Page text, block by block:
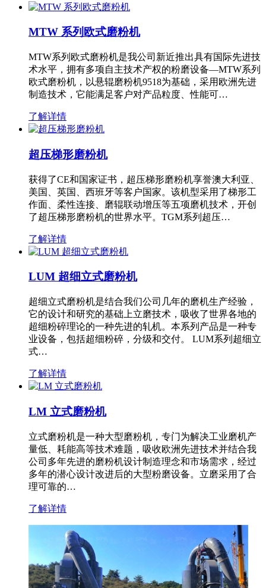
MTW 系列欧式磨粉机
MTW系列欧式磨粉机是我公司新近推出具有国际先进技
术水平，拥有多项自主技术产权的粉磨设备—MTW系列
欧式磨粉机，以悬辊磨粉机9518为基础，采用欧洲先进
制造技术，它能满足客户对产品粒度、性能可…
了解详情
超压梯形磨粉机
获得了CE和国家证书，超压梯形磨粉机享誉澳大利亚、
美国、英国、西班牙等客户国家。该机型采用了梯形工
作面、柔性连接、磨辊联动增压等五项磨机技术，开创
了超压梯形磨粉机的世界水平。TGM系列超压…
了解详情
LUM 超细立式磨粉机
超细立式磨粉机是结合我们公司几年的磨机生产经验，
它的设计和研究的基础上立磨技术，吸收了世界各地的
超细粉碎理论的一种先进的轧机。本系列产品是一种专
业设备，包括超细粉碎，分级和交付。 LUM系列超细立
式…
了解详情
LM 立式磨粉机
立式磨粉机是一种大型磨粉机，专门为解决工业磨机产
量低、耗能高等技术难题，吸收欧洲先进技术并结合我
公司多年先进的磨粉机设计制造理念和市场需求，经过
多年的潜心设计改进后的大型粉磨设备。立磨采用了合
理可靠的…
了解详情